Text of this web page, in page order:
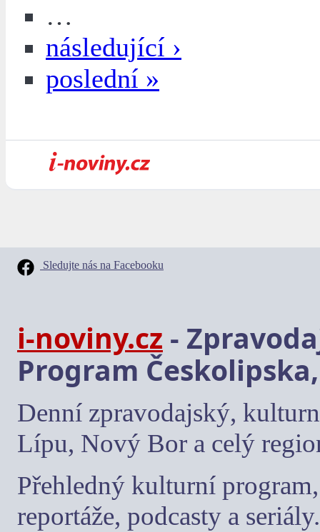
…
následující ›
poslední »
Sledujte nás na Facebooku
i-noviny.cz -
Program
Denní zpravodajský,
Lípu, Nový Bor a celý
Přehledný kulturní
reportáže, podcasty a seriály.